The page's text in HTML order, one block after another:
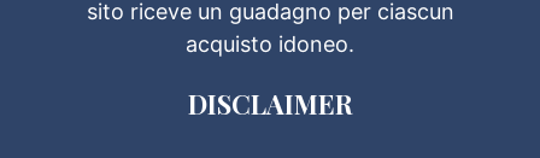
sito riceve un guadagno per ciascun
acquisto idoneo.
DISCLAIMER